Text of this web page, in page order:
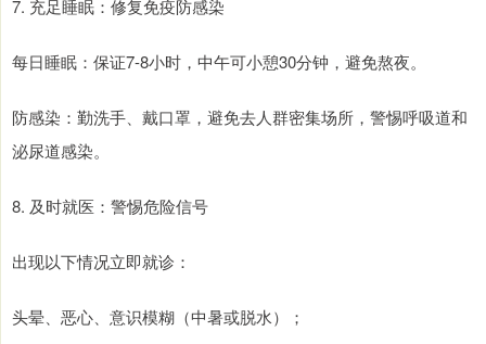
7. 充足睡眠：修复免疫防感染
每日睡眠：保证7-8小时，中午可小憩30分钟，避免熬夜。
防感染：勤洗手、戴口罩，避免去人群密集场所，警惕呼吸道和
泌尿道感染。
8. 及时就医：警惕危险信号
出现以下情况立即就诊：
头晕、恶心、意识模糊（中暑或脱水）；